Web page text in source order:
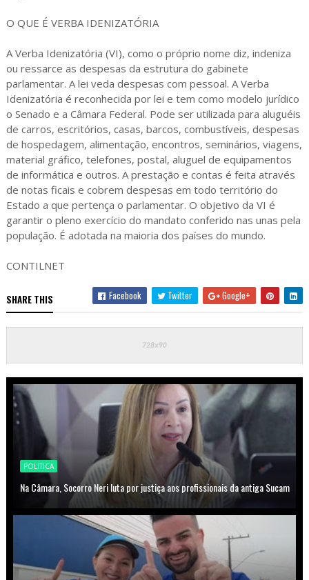
O QUE É VERBA IDENIZATÓRIA
A Verba Idenizatória (VI), como o próprio nome diz, indeniza
ou ressarce as despesas da estrutura do gabinete
parlamentar. A lei veda despesas com pessoal. A Verba
Idenizatória é reconhecida por lei e tem como modelo jurídico
o Senado e a Câmara Federal. Pode ser utilizada para aluguéis
de carros, escritórios, casas, barcos, combustíveis, despesas
de hospedagem, alimentação, encontros, seminários, viagens,
material gráfico, telefones, postal, aluguel de equipamentos
de informática e outros. A prestação e contas é feita através
de notas ficais e cobrem despesas em todo território do
Estado a que pertença o parlamentar. O objetivo da VI é
garantir o pleno exercício do mandato conferido nas unas pela
população. É adotada na maioria dos países do mundo.
CONTILNET
SHARE THIS Facebook Twitter Google+
POLITICA
Na Câmara, Socorro Neri luta por justiça aos profissionais da antiga Sucam